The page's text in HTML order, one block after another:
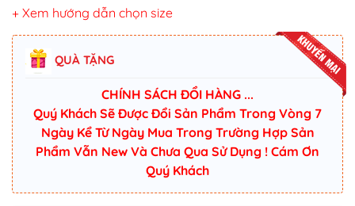
+ Xem hướng dẫn chọn size
QUÀ TẶNG
CHÍNH SÁCH ĐỔI HÀNG ...
Quý Khách Sẽ Được Đổi Sản Phẩm Trong Vòng 7
Ngày Kể Từ Ngày Mua Trong Trường Hợp Sản
Phẩm Vẫn New Và Chưa Qua Sử Dụng ! Cám Ơn
Quý Khách